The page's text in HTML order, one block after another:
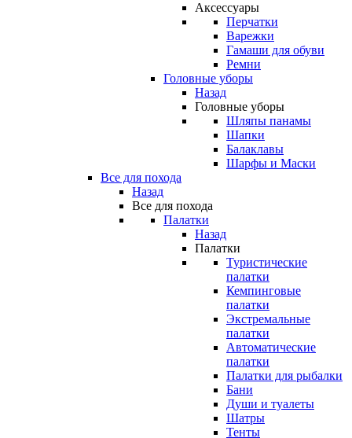
Аксессуары
Перчатки
Варежки
Гамаши для обуви
Ремни
Головные уборы
Назад
Головные уборы
Шляпы панамы
Шапки
Балаклавы
Шарфы и Маски
Все для похода
Назад
Все для похода
Палатки
Назад
Палатки
Туристические
палатки
Кемпинговые
палатки
Экстремальные
палатки
Автоматические
палатки
Палатки для рыбалки
Бани
Души и туалеты
Шатры
Тенты